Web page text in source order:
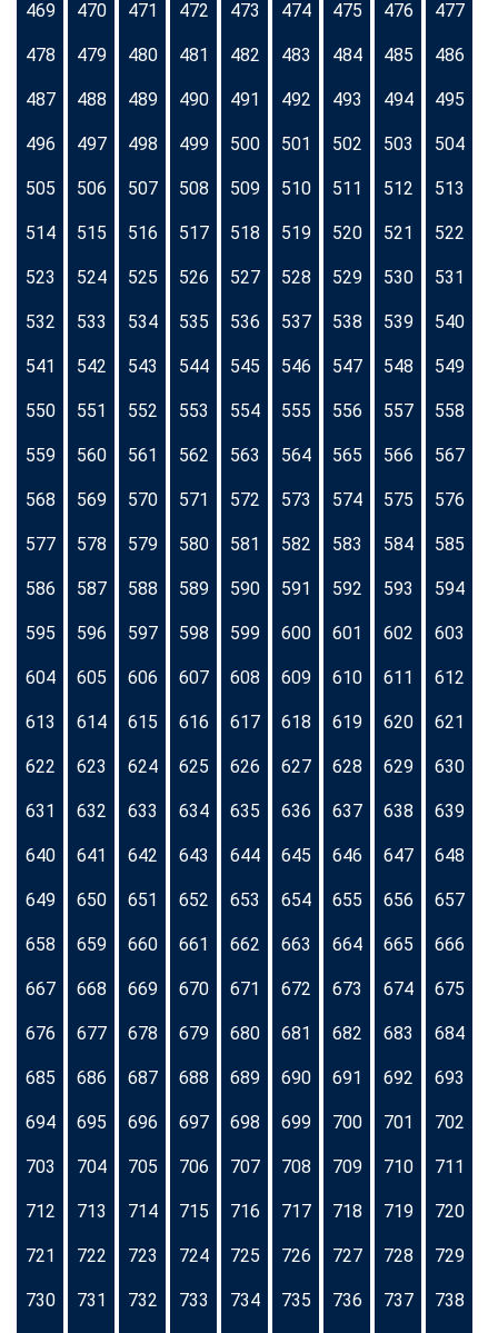
469 470 471 472 473 474 475 476 477
478 479 480 481 482 483 484 485 486
487 488 489 490 491 492 493 494 495
496 497 498 499 500 501 502 503 504
505 506 507 508 509 510 511 512 513
514 515 516 517 518 519 520 521 522
523 524 525 526 527 528 529 530 531
532 533 534 535 536 537 538 539 540
541 542 543 544 545 546 547 548 549
550 551 552 553 554 555 556 557 558
559 560 561 562 563 564 565 566 567
568 569 570 571 572 573 574 575 576
577 578 579 580 581 582 583 584 585
586 587 588 589 590 591 592 593 594
595 596 597 598 599 600 601 602 603
604 605 606 607 608 609 610 611 612
613 614 615 616 617 618 619 620 621
622 623 624 625 626 627 628 629 630
631 632 633 634 635 636 637 638 639
640 641 642 643 644 645 646 647 648
649 650 651 652 653 654 655 656 657
658 659 660 661 662 663 664 665 666
667 668 669 670 671 672 673 674 675
676 677 678 679 680 681 682 683 684
685 686 687 688 689 690 691 692 693
694 695 696 697 698 699 700 701 702
703 704 705 706 707 708 709 710 711
712 713 714 715 716 717 718 719 720
721 722 723 724 725 726 727 728 729
730 731 732 733 734 735 736 737 738